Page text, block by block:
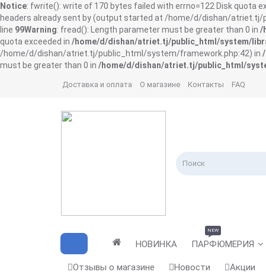
Notice: fwrite(): write of 170 bytes failed with errno=122 Disk quota
headers already sent by (output started at /home/d/dishan/
line 99Warning: fread(): Length parameter must be greater than 0 in /
quota exceeded in /home/d/dishan/atriet.tj/public_html/system/
/home/d/dishan/atriet.tj/public_html/system/framework.php:42) in
must be greater than 0 in /home/d/dishan/atriet.tj/public_html/
Доставка и оплата О магазине Контакты FAQ
НОВИНКА ПАРФЮМЕРИЯ
NEW
Отзывы о магазине Новости Акции